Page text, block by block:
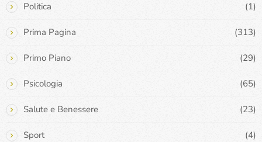
Politica (1)
Prima Pagina (313)
Primo Piano (29)
Psicologia (65)
Salute e Benessere (23)
Sport (4)